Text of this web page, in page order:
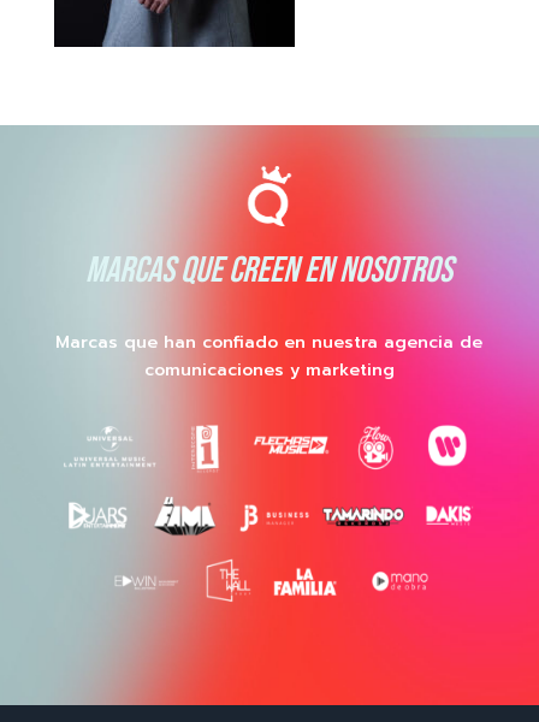
MARCAS QUE CREEN EN NOSOTROS
Marcas que han confiado en nuestra agencia de
comunicaciones y marketing